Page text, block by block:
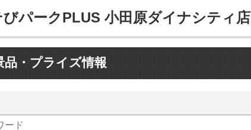
パークPLUS 小田原ダイナシティ店
品・プライズ情報